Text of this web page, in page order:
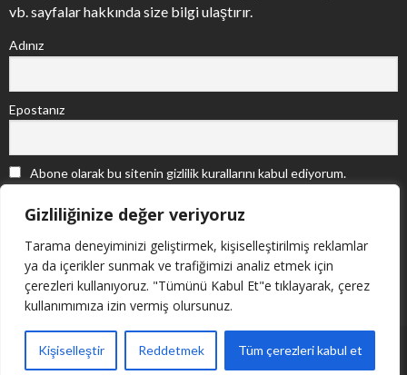
Gizliliğinize değer veriyoruz
Tarama deneyiminizi geliştirmek, kişiselleştirilmiş reklamlar
ya da içerikler sunmak ve trafiğimizi analiz etmek için
çerezleri kullanıyoruz. "Tümünü Kabul Et"e tıklayarak, çerez
kullanımımıza izin vermiş olursunuz.
Kişiselleştir Reddetmek Tüm çerezleri kabul et
vb. sayfalar hakkında size bilgi ulaştırır.
Adınız
Epostanız
Abone olarak bu sitenin gizlilik kurallarını kabul ediyorum.
Copyright © Adıge Düşünce Derneği, 2011. Powered by
nemerWEB.